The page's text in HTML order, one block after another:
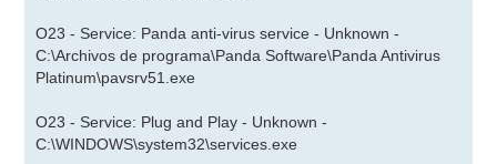
O23 - Service: Panda anti-virus service - Unknown -
C:\Archivos de programa\Panda Software\Panda Antivirus
Platinum\pavsrv51.exe
O23 - Service: Plug and Play - Unknown -
C:\WINDOWS\system32\services.exe